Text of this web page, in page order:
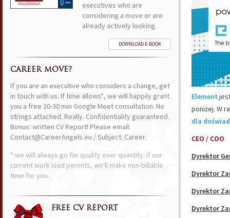
Element
poniżej. W
dla
CEO / COO
Dyrektor
Dyrektor
Dyrektor
Dyrektor
executives who are
considering a move or are
already actively looking.
DOWNLOAD E-BOOK
CAREER MOVE?
If you are an executive who considers a change, get
in touch with us. If time allows*, we will happily grant
you a free 20-30 min Google Meet consultation. No
strings attached. Really. Confidentiality guaranteed.
Bonus: written CV Report! Please email:
Contact@CareerAngels.eu / Subject: Career.
* we will always go for quality over quantity. If our
current work load permits, we'll make non-billable
time for you.
FREE CV REPORT